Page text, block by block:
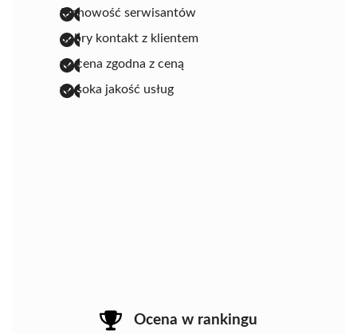
fachowość serwisantów
dobry kontakt z klientem
wycena zgodna z ceną
wysoka jakość usług
Ocena w rankingu